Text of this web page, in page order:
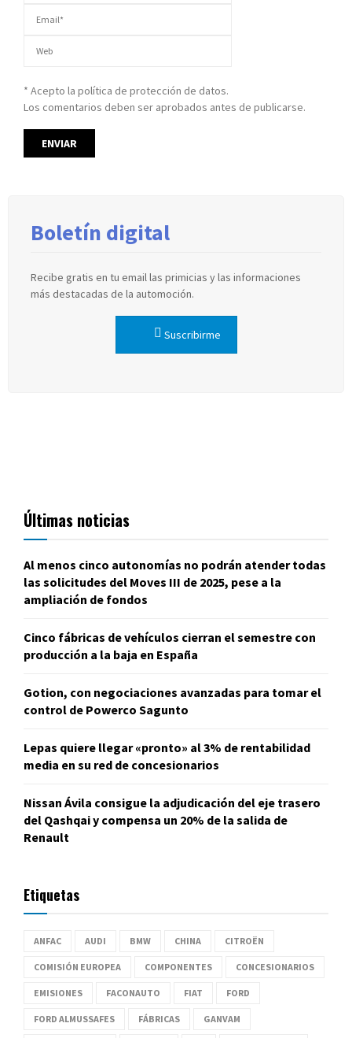
* Acepto la política de protección de datos.
Los comentarios deben ser aprobados antes de publicarse.
Boletín digital
Recibe gratis en tu email las primicias y las informaciones
más destacadas de la automoción.
Suscribirme
Últimas noticias
Al menos cinco autonomías no podrán atender todas
las solicitudes del Moves III de 2025, pese a la
ampliación de fondos
Cinco fábricas de vehículos cierran el semestre con
producción a la baja en España
Gotion, con negociaciones avanzadas para tomar el
control de Powerco Sagunto
Lepas quiere llegar «pronto» al 3% de rentabilidad
media en su red de concesionarios
Nissan Ávila consigue la adjudicación del eje trasero
del Qashqai y compensa un 20% de la salida de
Renault
Etiquetas
ANFAC AUDI BMW CHINA CITROËN
COMISIÓN EUROPEA COMPONENTES CONCESIONARIOS
EMISIONES FACONAUTO FIAT FORD
FORD ALMUSSAFES FÁBRICAS GANVAM